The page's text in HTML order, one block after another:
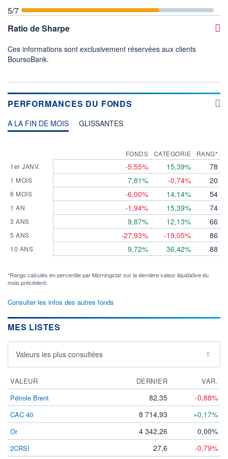
5/7
Ratio de Sharpe
Ces informations sont exclusivement réservées aux clients
BoursoBank.
PERFORMANCES DU FONDS
A LA FIN DE MOIS GLISSANTES
1er JANV.
1 MOIS
6 MOIS
1 AN
3 ANS
5 ANS
10 ANS
FONDS
-5,55%
7,81%
-6,00%
-1,94%
9,87%
-27,93%
9,72%
CATEGORIE
15,39%
-0,74%
14,14%
15,39%
12,13%
-19,05%
36,42%
RANG*
78
20
54
74
66
86
88
*Rangs calculés en percentile par Morningstar sur la dernière valeur liquidative du
mois précédent.
Consulter les infos des autres fonds
MES LISTES
Valeurs les plus consultées
VALEUR DERNIER
VAR.
Pétrole Brent
82,35 -0,88%
CAC 40 8 714,93 +0,17%
Or 4 342,26 0,00%
2CRSI 27,6 -0,79%